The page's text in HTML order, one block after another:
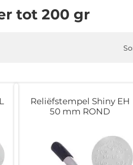
tot 200 gr
Reliëfstempel Shiny EH
50 mm ROND